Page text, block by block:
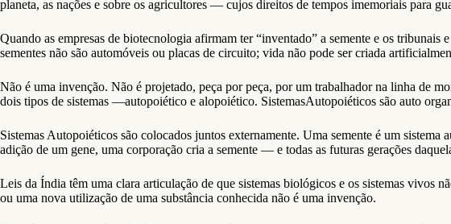
planeta, as nações e sobre os agricultores — cujos direitos de tempos imemoriais para
Quando as empresas de biotecnologia afirmam ter “inventado” a semente e os
sementes não são automóveis ou placas de circuito; vida não pode ser criada
Não é uma invenção. Não é projetado, peça por peça, por um trabalhador na linha de
dois tipos de sistemas —autopoiético e alopoiético. SistemasAutopoiéticos são auto
Sistemas Autopoiéticos são colocados juntos externamente. Uma semente é um
adição de um gene, uma corporação cria a semente — e todas as futuras gerações
Leis da Índia têm uma clara articulação de que sistemas biológicos e os sistemas vivos
ou uma nova utilização de uma substância conhecida não é uma invenção.